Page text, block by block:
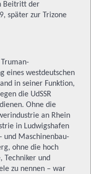
Beitritt der
später zur Trizone
eines westdeutschen
in seiner Funktion,
die UdSSR
Ohne die
an Rhein
in Ludwigshafen
und Maschinenbau-
ohne die hoch
Techniker und
zu nennen – war